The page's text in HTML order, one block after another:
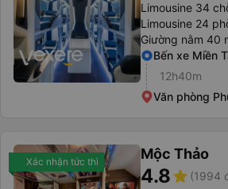
Limousine 34
Limousine 24
Giường nằm 40
Bến xe Miền
12h40m
Văn phòng
Xác nhận tức thì Mộc Thảo
4.8star (1994